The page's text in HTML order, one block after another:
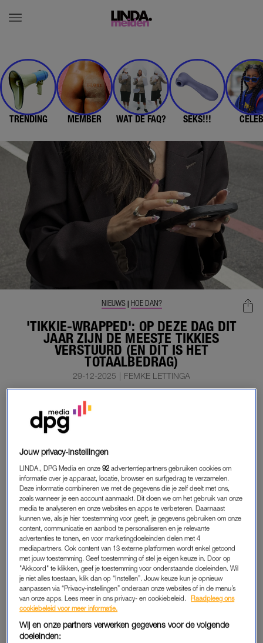
TRENDING MEMBER WAT DE FAQ? SEKS!!!
'TIKKIE-WRAPPED': OP DEZE DAG DIT
JAAR ZIJN DE MEESTE TIKKIES
VERSTUURD (EN DÍT IS HET
TOTAALBEDRAG)
NIEUWS| HOE DAN?
29-12-2025 | FEMKE LETTINGA
Voor de meesten is de app Tikkie onmisbaar geworden.
Wij Nederlanders zijn namelijk zo krenterig als wat, dus
een app waarbij je nog 10 cent kan terugvragen, werkt
Dit jaar hebben we een recordaantal tikkies gestuurd en ligt
ook het totaalbedrag hoger dan vorig jaar.
TIKKIE IN 2025
ABN AMRO, de eigenaar van Tikkie, laat weten dat we dit jaar
in totaal ruim 170 miljoen betaalverzoeken via tikkie hebben
gestuurd (wat de hellie), voor een totaalbedrag van 8,5 miljard
(!) euro. De gemiddelde waarde van een Tikkie was 50,03 euro
– dat is bijna 3 euro meer dan afgelopen jaar. Vorig jaar
werden er in totaal 157 miljoen betaalverzoeken verstuurd,
voor een bedrag van 7,4 miljard euro.
Jouw privacy-instellingen
LINDA., DPG Media en onze92 advertentiepartners gebruiken cookies om
informatie over je apparaat, locatie, browser en surfgedrag te verzamelen.
Deze informatie combineren we met de gegevens die je zelf deelt met ons,
zoals wanneer je een account aanmaakt. Dit doen we om het gebruik van onze
media te analyseren en onze websites en apps te verbeteren. Daarnaast
kunnen we, als je hier toestemming voor geeft, je gegevens gebruiken om onze
content, communicatie en aanbod te personaliseren en je relevante
advertenties te tonen, en voor marketingdoeleinden delen met 4
mediapartners. Ook content van 13 externe platformen wordt enkel getoond
met jouw toestemming. Geef toestemming of stel je eigen keuze in. Door op
"Akkoord" te klikken, geef je toestemming voor onderstaande doeleinden. Wil
je niet alles toestaan, klik dan op “Instellen”. Jouw keuze kun je opnieuw
aanpassen via “Privacy-instellingen” onderaan onze websites of in de menu’s
van onze apps. Lees meer in ons privacy- en cookiebeleid.
Raadpleeg ons
cookiebeleid voor meer informatie.
Wij en onze partners verwerken gegevens voor de volgende
doeleinden: